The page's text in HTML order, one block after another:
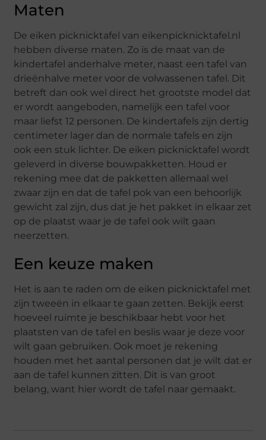
Maten
De eiken picknicktafel van eikenpicknicktafel.nl
hebben diverse maten. Zo is de maat van de
kindertafel anderhalve meter, naast een tafel van
drieënhalve meter voor de volwassenen tafel. Dit
betreft dan ook wel direct het grootste model dat
er wordt aangeboden, namelijk een tafel voor
maar liefst 12 personen. De kindertafels zijn dertig
centimeter lager dan de normale tafels en zijn
ook een stuk lichter. De eiken picknicktafel wordt
geleverd in diverse bouwpakketten. Houd er
rekening mee dat de pakketten allemaal wel
zwaar zijn en dat de tafel pok van een behoorlijk
gewicht zal zijn, dus dat je het pakket in elkaar zet
op de plaatst waar je de tafel ook wilt gaan
neerzetten.
Een keuze maken
Het is aan te raden om de eiken picknicktafel met
zijn tweeën in elkaar te gaan zetten. Bekijk eerst
hoeveel ruimte je beschikbaar hebt voor het
plaatsten van de tafel en beslis waar je deze voor
wilt gaan gebruiken. Ook moet je rekening
houden met het aantal personen dat je wilt dat er
aan de tafel kunnen zitten. Dit is van groot
belang, want hier wordt de tafel naar gemaakt.